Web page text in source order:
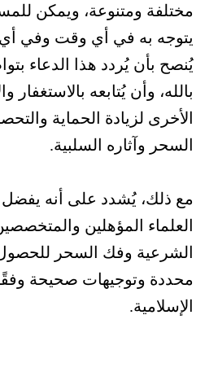
مختلفة ومتنوعة، ويمكن
يتوجه به في أي وقت وفي
يُنصح بأن يُردد هذا الدعاء
بالله، وأن يُتابعه بالاستغفار
الأخرى لزيادة الحماية
السحر وآثاره السلبية.
مع ذلك، يُشدد على أنه
العلماء المؤهلين
الشرعية وفك السحر
محددة وتوجيهات صحيحة وفقًا
الإسلامية.